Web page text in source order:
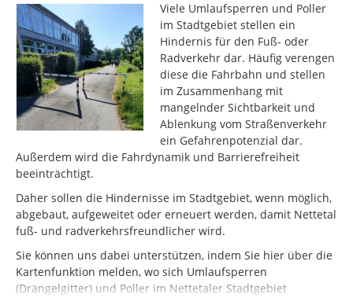
Viele Umlaufsperren und Poller
im Stadtgebiet stellen ein
Hindernis für den Fuß- oder
Radverkehr dar. Häufig verengen
diese die Fahrbahn und stellen
im Zusammenhang mit
mangelnder Sichtbarkeit und
Ablenkung vom Straßenverkehr
ein Gefahrenpotenzial dar.
Außerdem wird die Fahrdynamik und Barrierefreiheit
beeinträchtigt.
Daher sollen die Hindernisse im Stadtgebiet, wenn möglich,
abgebaut, aufgeweitet oder erneuert werden, damit Nettetal
fuß- und radverkehrsfreundlicher wird.
Sie können uns dabei unterstützen, indem Sie hier über die
Kartenfunktion melden, wo sich Umlaufsperren
(Drängelgitter) und Poller im Nettetaler Stadtgebiet